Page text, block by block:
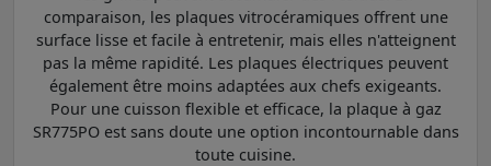
comparaison, les plaques vitrocéramiques offrent une
surface lisse et facile à entretenir, mais elles n'atteignent
pas la même rapidité. Les plaques électriques peuvent
également être moins adaptées aux chefs exigeants.
Pour une cuisson flexible et efficace, la plaque à gaz
SR775PO est sans doute une option incontournable dans
toute cuisine.